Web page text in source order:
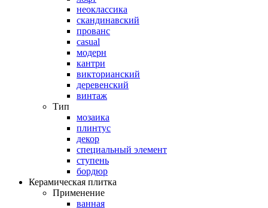
неоклассика
скандинавский
прованс
casual
модерн
кантри
викторианский
деревенский
винтаж
Тип
мозаика
плинтус
декор
специальный элемент
ступень
бордюр
Керамическая плитка
Применение
ванная